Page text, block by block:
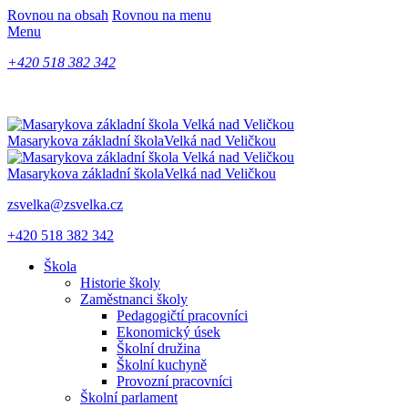
Rovnou na obsah Rovnou na menu
Menu
+420 518 382 342
Masarykova základní školaVelká nad Veličkou
Masarykova základní školaVelká nad Veličkou
zsvelka@zsvelka.cz
+420 518 382 342
Škola
Historie školy
Zaměstnanci školy
Pedagogičtí pracovníci
Ekonomický úsek
Školní družina
Školní kuchyně
Provozní pracovníci
Školní parlament